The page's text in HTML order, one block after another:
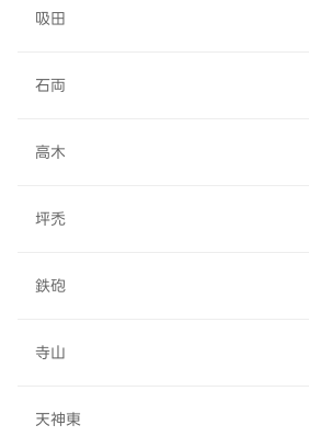
吸田
石両
高木
坪禿
鉄砲
寺山
天神東